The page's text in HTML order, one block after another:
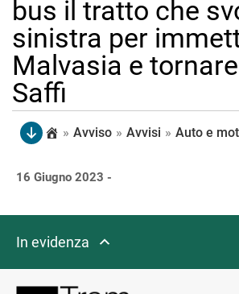
bus il tratto che
sinistra per
Malvasia e
Saffi
» Avviso » Avvisi » Auto e
16 Giugno 2023 -
In evidenza